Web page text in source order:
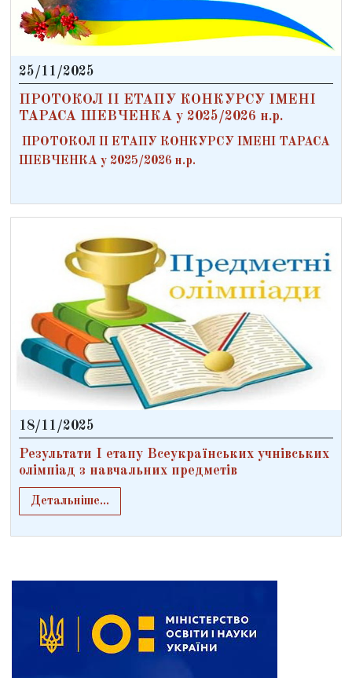
25/11/2025
ПРОТОКОЛ ІІ ЕТАПУ КОНКУРСУ ІМЕНІ
ТАРАСА ШЕВЧЕНКА у 2025/2026 н.р.
ПРОТОКОЛ ІІ ЕТАПУ КОНКУРСУ ІМЕНІ ТАРАСА
ШЕВЧЕНКА у 2025/2026 н.р.
18/11/2025
Результати І етапу Всеукраїнських учнівських
олімпіад з навчальних предметів
Детальніше...